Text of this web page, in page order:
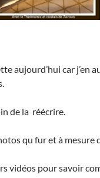
aujourd’hui car j’en
de la réécrire.
qu fur et à mesure
vidéos pour savoir